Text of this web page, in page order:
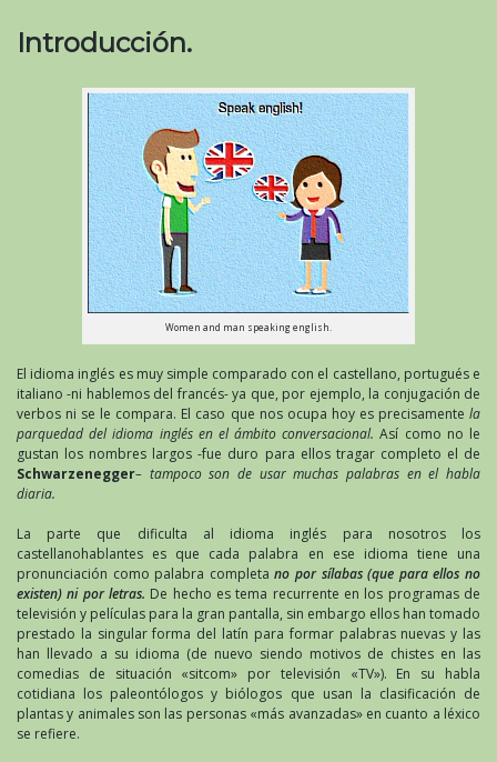
Introducción.
Women and man speaking english.
El idioma inglés es muy simple comparado con el castellano, portugués e
italiano -ni hablemos del francés- ya que, por ejemplo, la conjugación de
verbos ni se le compara. El caso que nos ocupa hoy es precisamente la
parquedad del idioma inglés en el ámbito conversacional.Así como no le
gustan los nombres largos -fue duro para ellos tragar completo el de
Schwarzenegger– tampoco son de usar muchas palabras en el habla
diaria.
La parte que dificulta al idioma inglés para nosotros los
castellanohablantes es que cada palabra en ese idioma tiene una
pronunciación como palabra completano por sílabas (que para ellos no
existen) ni por letras. De hecho es tema recurrente en los programas de
televisión y películas para la gran pantalla, sin embargo ellos han tomado
prestado la singular forma del latín para formar palabras nuevas y las
han llevado a su idioma (de nuevo siendo motivos de chistes en las
comedias de situación «sitcom» por televisión «TV»). En su habla
cotidiana los paleontólogos y biólogos que usan la clasificación de
plantas y animales son las personas «más avanzadas» en cuanto a léxico
se refiere.